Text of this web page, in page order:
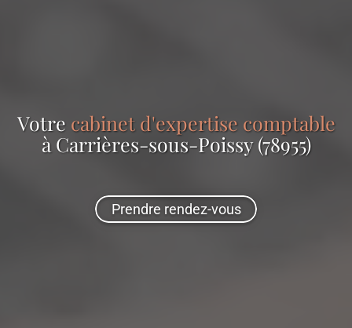
Votre cabinet d'expertise comptable
à Carrières-sous-Poissy (78955)
Prendre rendez-vous